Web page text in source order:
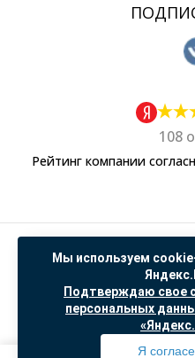
108
Рейтинг компании
Политика
Согласие на
"© ООО “САНТЕХГИД”, 2026. Все права
офертой, цены и
Доработка и
Мы используем
Подтверждаю свое
персональных
Я